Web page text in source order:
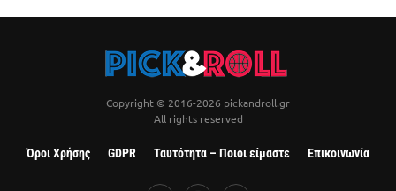
Copyright © 2016-2026 pickandroll.gr
All rights reserved
Όροι Χρήσης GDPR Ταυτότητα – Ποιοι είμαστε Επικοινωνία